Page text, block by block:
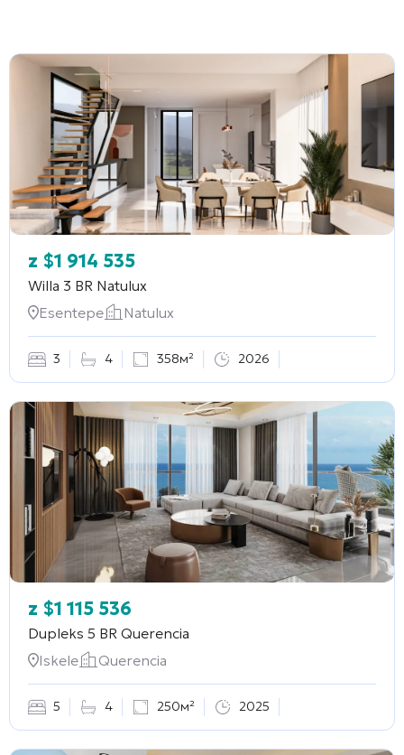
z $1 914 535
Willa 3 BR Natulux
Esentepe
Natulux
3 4 358м² 2026
z $1 115 536
Dupleks 5 BR Querencia
Iskele
Querencia
5 4 250м² 2025